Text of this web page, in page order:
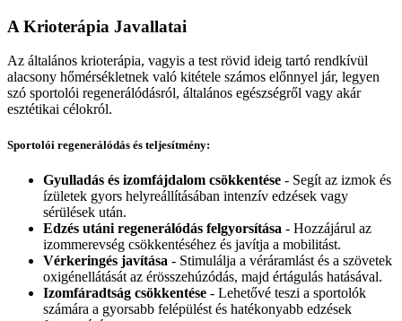
A Krioterápia Javallatai
Az általános krioterápia, vagyis a test rövid ideig tartó rendkívül
alacsony hőmérsékletnek való kitétele számos előnnyel jár, legyen
szó sportolói regenerálódásról, általános egészségről vagy akár
esztétikai célokról.
Sportolói regenerálódás és teljesítmény:
Gyulladás és izomfájdalom csökkentése - Segít az izmok és
ízületek gyors helyreállításában intenzív edzések vagy
sérülések után.
Edzés utáni regenerálódás felgyorsítása - Hozzájárul az
izommerevség csökkentéséhez és javítja a mobilitást.
Vérkeringés javítása - Stimulálja a véráramlást és a szövetek
oxigénellátását az érösszehúzódás, majd értágulás hatásával.
Izomfáradtság csökkentése - Lehetővé teszi a sportolók
számára a gyorsabb felépülést és hatékonyabb edzések